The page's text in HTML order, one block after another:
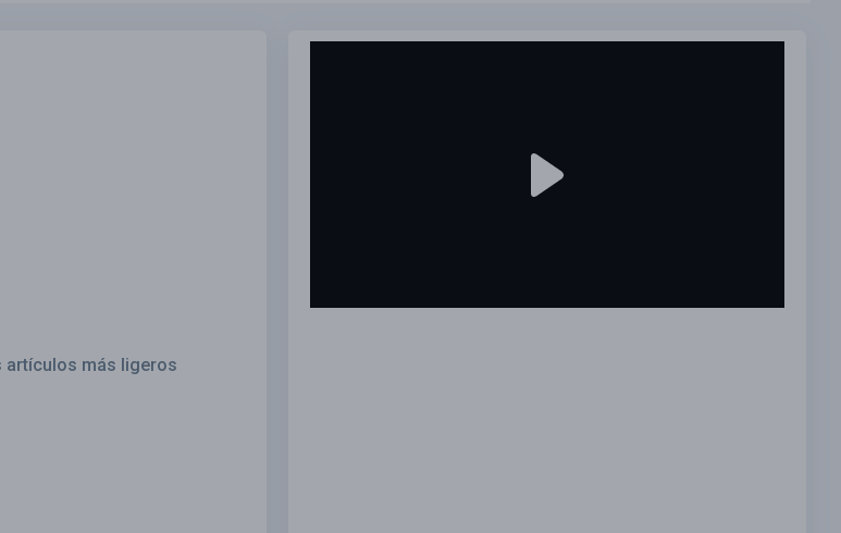
artículos más ligeros